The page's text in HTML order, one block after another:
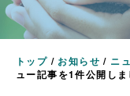
トップ / お知らせ / ニ
ュー記事を1件公開しま